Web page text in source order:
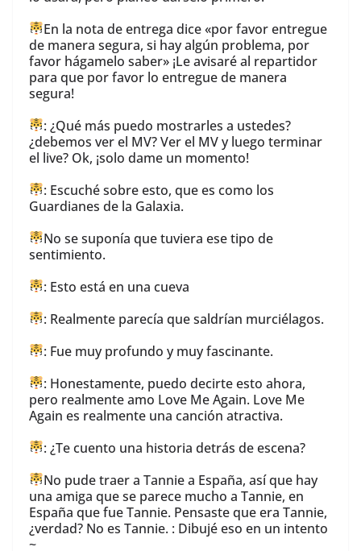
En la nota de entrega dice «por favor entregue
de manera segura, si hay algún problema, por
favor hágamelo saber» ¡Le avisaré al repartidor
para que por favor lo entregue de manera
segura!
: ¿Qué más puedo mostrarles a ustedes?
¿debemos ver el MV? Ver el MV y luego terminar
el live? Ok, ¡solo dame un momento!
: Escuché sobre esto, que es como los
Guardianes de la Galaxia.
No se suponía que tuviera ese tipo de
sentimiento.
: Esto está en una cueva
: Realmente parecía que saldrían murciélagos.
: Fue muy profundo y muy fascinante.
: Honestamente, puedo decirte esto ahora,
pero realmente amo Love Me Again. Love Me
Again es realmente una canción atractiva.
: ¿Te cuento una historia detrás de escena?
No pude traer a Tannie a España, así que hay
una amiga que se parece mucho a Tannie, en
España que fue Tannie. Pensaste que era Tannie,
¿verdad? No es Tannie. : Dibujé eso en un intento
~